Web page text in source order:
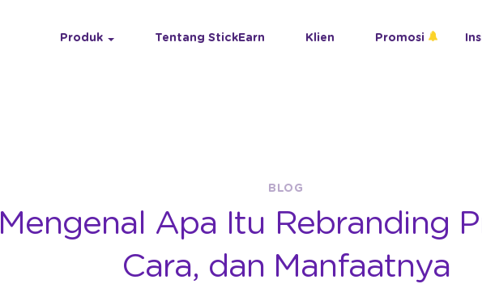
Produk Tentang StickEarn Klien Promosi
BLOG
Mengenal Apa Itu Rebranding
Cara, dan Manfaatnya